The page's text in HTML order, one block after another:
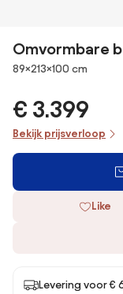
Omvormbare
Afmetingen
89×213×100 cm
€ 3.399
Bekijk prijsverloop
Like
Levering voor €